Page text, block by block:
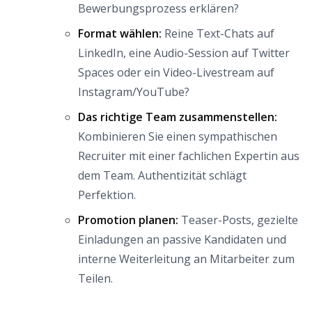
Bewerbungsprozess erklären?
Format wählen: Reine Text-Chats auf
LinkedIn, eine Audio-Session auf Twitter
Spaces oder ein Video-Livestream auf
Instagram/YouTube?
Das richtige Team zusammenstellen:
Kombinieren Sie einen sympathischen
Recruiter mit einer fachlichen Expertin aus
dem Team. Authentizität schlägt
Perfektion.
Promotion planen: Teaser-Posts, gezielte
Einladungen an passive Kandidaten und
interne Weiterleitung an Mitarbeiter zum
Teilen.